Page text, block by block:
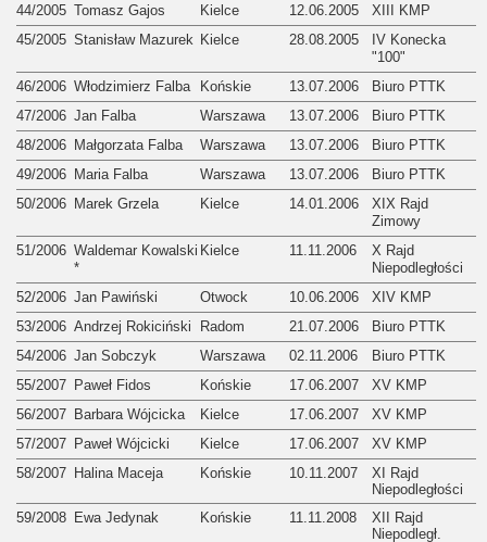
44/2005 Tomasz Gajos Kielce 12.06.2005
XIII KMP
45/2005 Stanisław Mazurek Kielce 28.08.2005
IV Konecka
"100"
46/2006 Włodzimierz Falba Końskie 13.07.2006
Biuro PTTK
47/2006 Jan Falba Warszawa 13.07.2006
Biuro PTTK
48/2006 Małgorzata Falba Warszawa 13.07.2006
Biuro PTTK
49/2006 Maria Falba Warszawa 13.07.2006
Biuro PTTK
50/2006 Marek Grzela Kielce 14.01.2006
XIX Rajd
Zimowy
51/2006 Waldemar Kowalski
*
Kielce 11.11.2006
X Rajd
Niepodległości
52/2006 Jan Pawiński Otwock 10.06.2006
XIV KMP
53/2006 Andrzej Rokiciński Radom 21.07.2006
Biuro PTTK
54/2006 Jan Sobczyk Warszawa 02.11.2006
Biuro PTTK
55/2007 Paweł Fidos Końskie 17.06.2007
XV KMP
56/2007 Barbara Wójcicka Kielce 17.06.2007
XV KMP
57/2007 Paweł Wójcicki Kielce 17.06.2007
XV KMP
58/2007 Halina Maceja Końskie 10.11.2007
XI Rajd
Niepodległości
59/2008 Ewa Jedynak Końskie 11.11.2008
XII Rajd
Niepodległ.